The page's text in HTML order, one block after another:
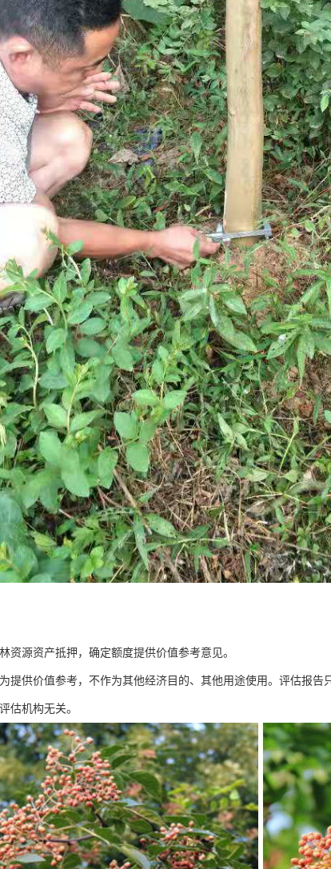
资源资产抵押，确定额度提供价值参考意见。
提供价值参考，不作为其他经济目的、其他用途使用。评估报
估机构无关。